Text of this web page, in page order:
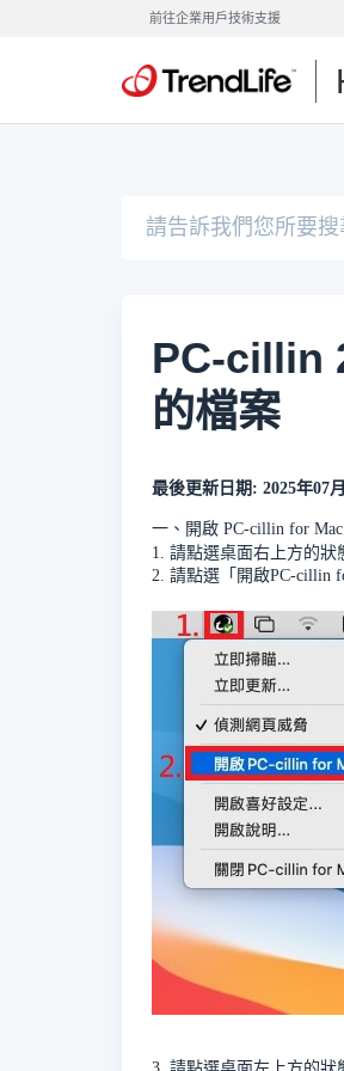
前往企業用戶技術支援
PC-cillin
的檔案
最後更新日期: 2025年07
一、開啟 PC-cillin for
1. 請點選桌面右上方的狀
2. 請點選「開啟PC-cillin